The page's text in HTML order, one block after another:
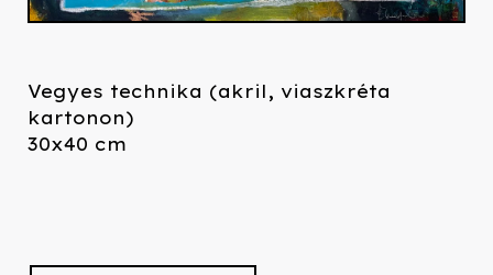
Vegyes technika (akril, viaszkréta
kartonon)
30x40 cm